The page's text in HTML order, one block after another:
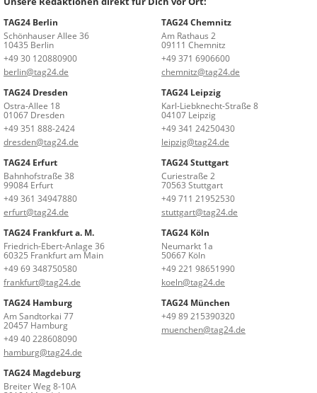
TAG24 Berlin
Schönhauser Allee 36
10435 Berlin
+49 30 120880900
berlin@tag24.de
TAG24 Chemnitz
Am Rathaus 2
09111 Chemnitz
+49 371 6906600
chemnitz@tag24.de
TAG24 Dresden
Ostra-Allee 18
01067 Dresden
+49 351 888-2424
dresden@tag24.de
TAG24 Leipzig
Karl-Liebknecht-Straße 8
04107 Leipzig
+49 341 24250430
leipzig@tag24.de
TAG24 Erfurt
Bahnhofstraße 38
99084 Erfurt
+49 361 34947880
erfurt@tag24.de
TAG24 Stuttgart
Curiestraße 2
70563 Stuttgart
+49 711 21952530
stuttgart@tag24.de
TAG24 Frankfurt a. M.
Friedrich-Ebert-Anlage 36
60325 Frankfurt am Main
+49 69 348750580
frankfurt@tag24.de
TAG24 Köln
Neumarkt 1a
50667 Köln
+49 221 98651990
koeln@tag24.de
TAG24 Hamburg
Am Sandtorkai 77
20457 Hamburg
+49 40 228608090
hamburg@tag24.de
TAG24 München
+49 89 215390320
muenchen@tag24.de
TAG24 Magdeburg
Breiter Weg 8-10A